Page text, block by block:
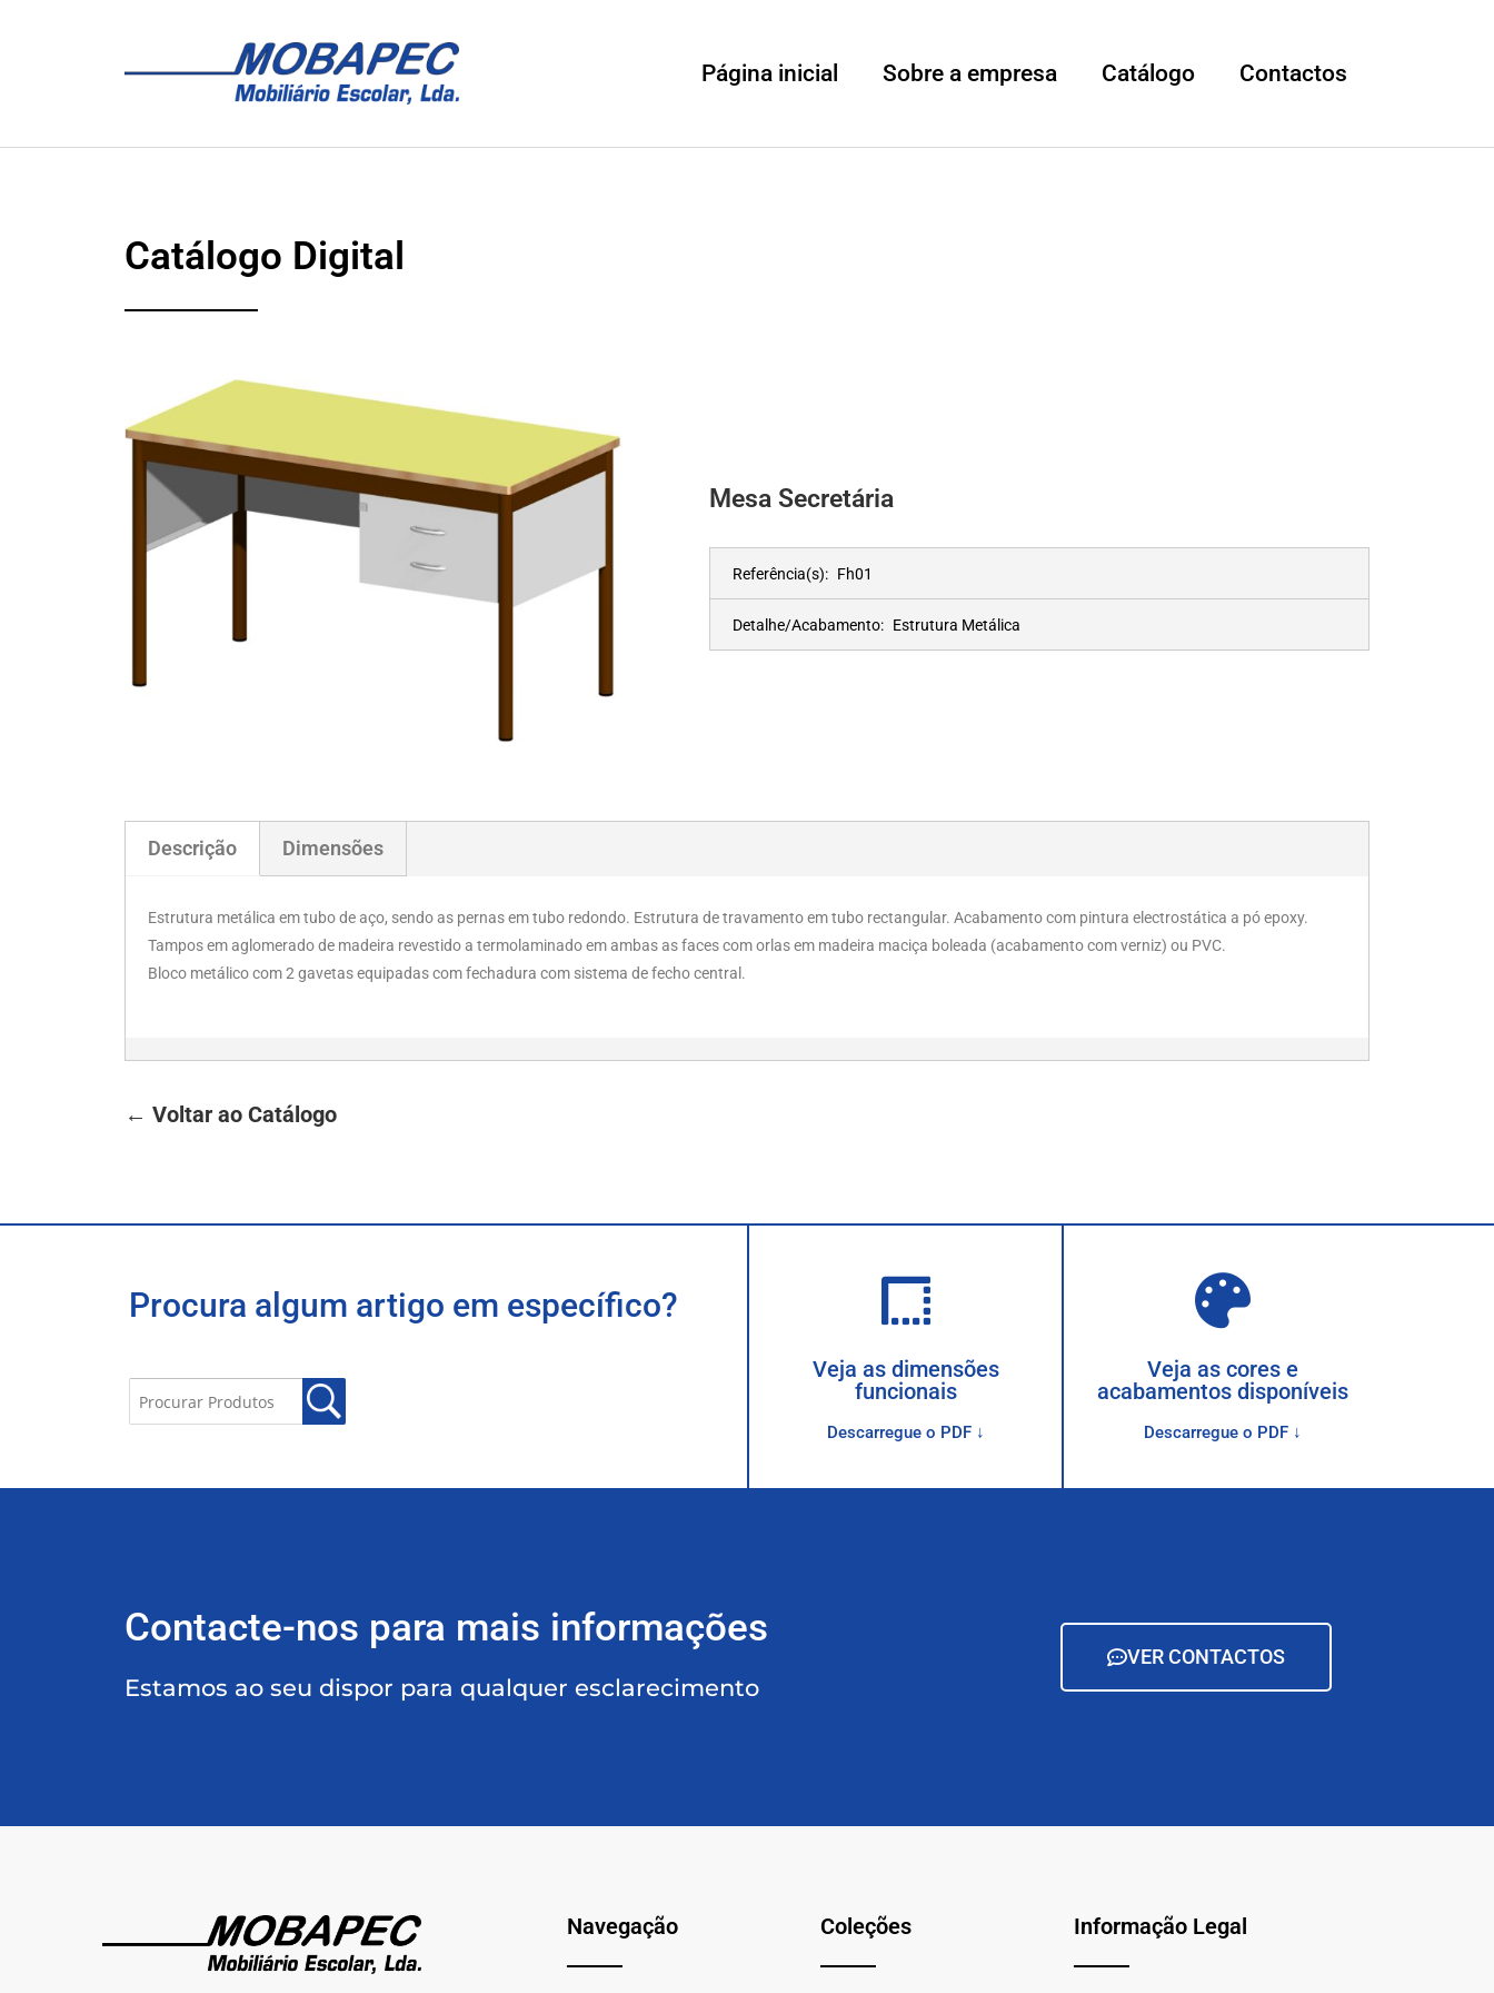
Página inicial Sobre a empresa Catálogo Contactos
Catálogo Digital
Mesa Secretária
Referência(s): Fh01
Detalhe/Acabamento: Estrutura Metálica
Descrição Dimensões
Estrutura metálica em tubo de aço, sendo as pernas em tubo redondo. Estrutura de travamento em tubo rectangular. Acabamento com pintura electrostática a pó epoxy.
Tampos em aglomerado de madeira revestido a termolaminado em ambas as faces com orlas em madeira maciça boleada (acabamento com verniz) ou PVC.
Bloco metálico com 2 gavetas equipadas com fechadura com sistema de fecho central.
← Voltar ao Catálogo
Procura algum artigo em específico?
Veja as dimensões
funcionais
Descarregue o PDF ↓
Veja as cores e
acabamentos disponíveis
Descarregue o PDF ↓
Contacte-nos para mais informações
Estamos ao seu dispor para qualquer esclarecimento
VER CONTACTOS
Navegação Coleções Informação Legal